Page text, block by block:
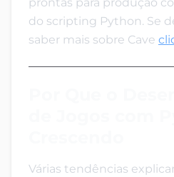
do scripting Python. Se
saber mais sobre Cave
Várias tendências